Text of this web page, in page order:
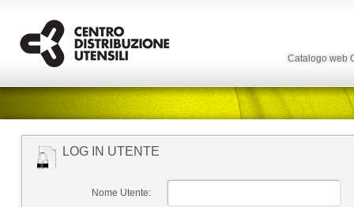
Catalogo web
LOG IN UTENTE
Nome Utente: